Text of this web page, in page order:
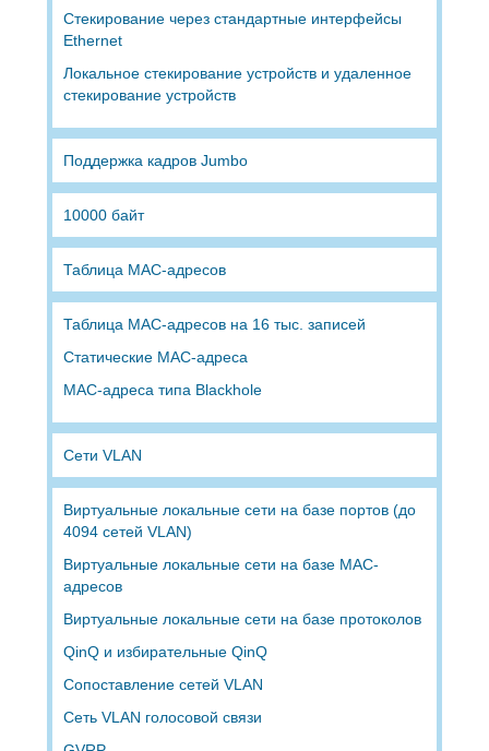
Стекирование через стандартные интерфейсы
Ethernet
Локальное стекирование устройств и удаленное
стекирование устройств
Поддержка кадров Jumbo
10000 байт
Таблица MAC-адресов
Таблица MAC-адресов на 16 тыс. записей
Статические MAC-адреса
MAC-адреса типа Blackhole
Сети VLAN
Виртуальные локальные сети на базе портов (до
4094 сетей VLAN)
Виртуальные локальные сети на базе MAC-
адресов
Виртуальные локальные сети на базе протоколов
QinQ и избирательные QinQ
Сопоставление сетей VLAN
Сеть VLAN голосовой связи